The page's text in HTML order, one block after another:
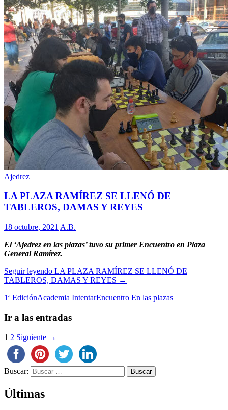
Ajedrez
LA PLAZA RAMÍREZ SE LLENÓ DE
TABLEROS, DAMAS Y REYES
18 octubre, 2021 A.B.
El ‘Ajedrez en las plazas’ tuvo su primer Encuentro en Plaza
General Ramírez.
Seguir leyendo LA PLAZA RAMÍREZ SE LLENÓ DE
TABLEROS, DAMAS Y REYES →
1ª EdiciónAcademia IntentarEncuentro En las plazas
Ir a las entradas
1 2 Siguiente →
Buscar:
Últimas